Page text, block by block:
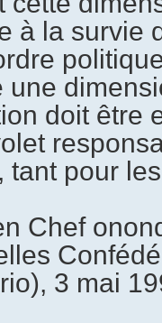
à la survie
une
doit être
tant pour
Chef
3 mai